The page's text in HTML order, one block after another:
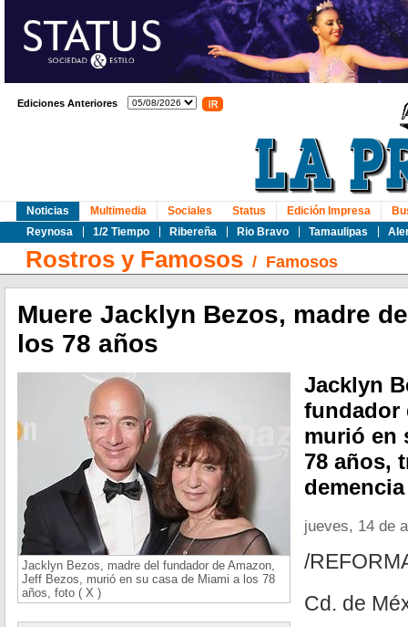
Ediciones Anteriores
Noticias
Reynosa
1/2 Tiempo Ribereña Rio Bravo Tamaulipas
Multimedia Sociales Status Edición Impresa
Rostros y Famosos / Famosos
Muere Jacklyn Bezos, madre
los 78 años
Jacklyn Bezos, madre del fundador de Amazon,
Jeff Bezos, murió en su casa de Miami a los 78
años, foto ( X )
Jacklyn
fundador
murió en
78 años,
jueves, 14 de
/
Cd. de